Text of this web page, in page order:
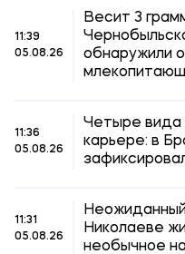
11:39
05.08.26
Весит 3
обнаружили
11:36
05.08.26
Четыре вида
карьере: в
11:31
05.08.26
Неожиданный
Николаеве
необычное